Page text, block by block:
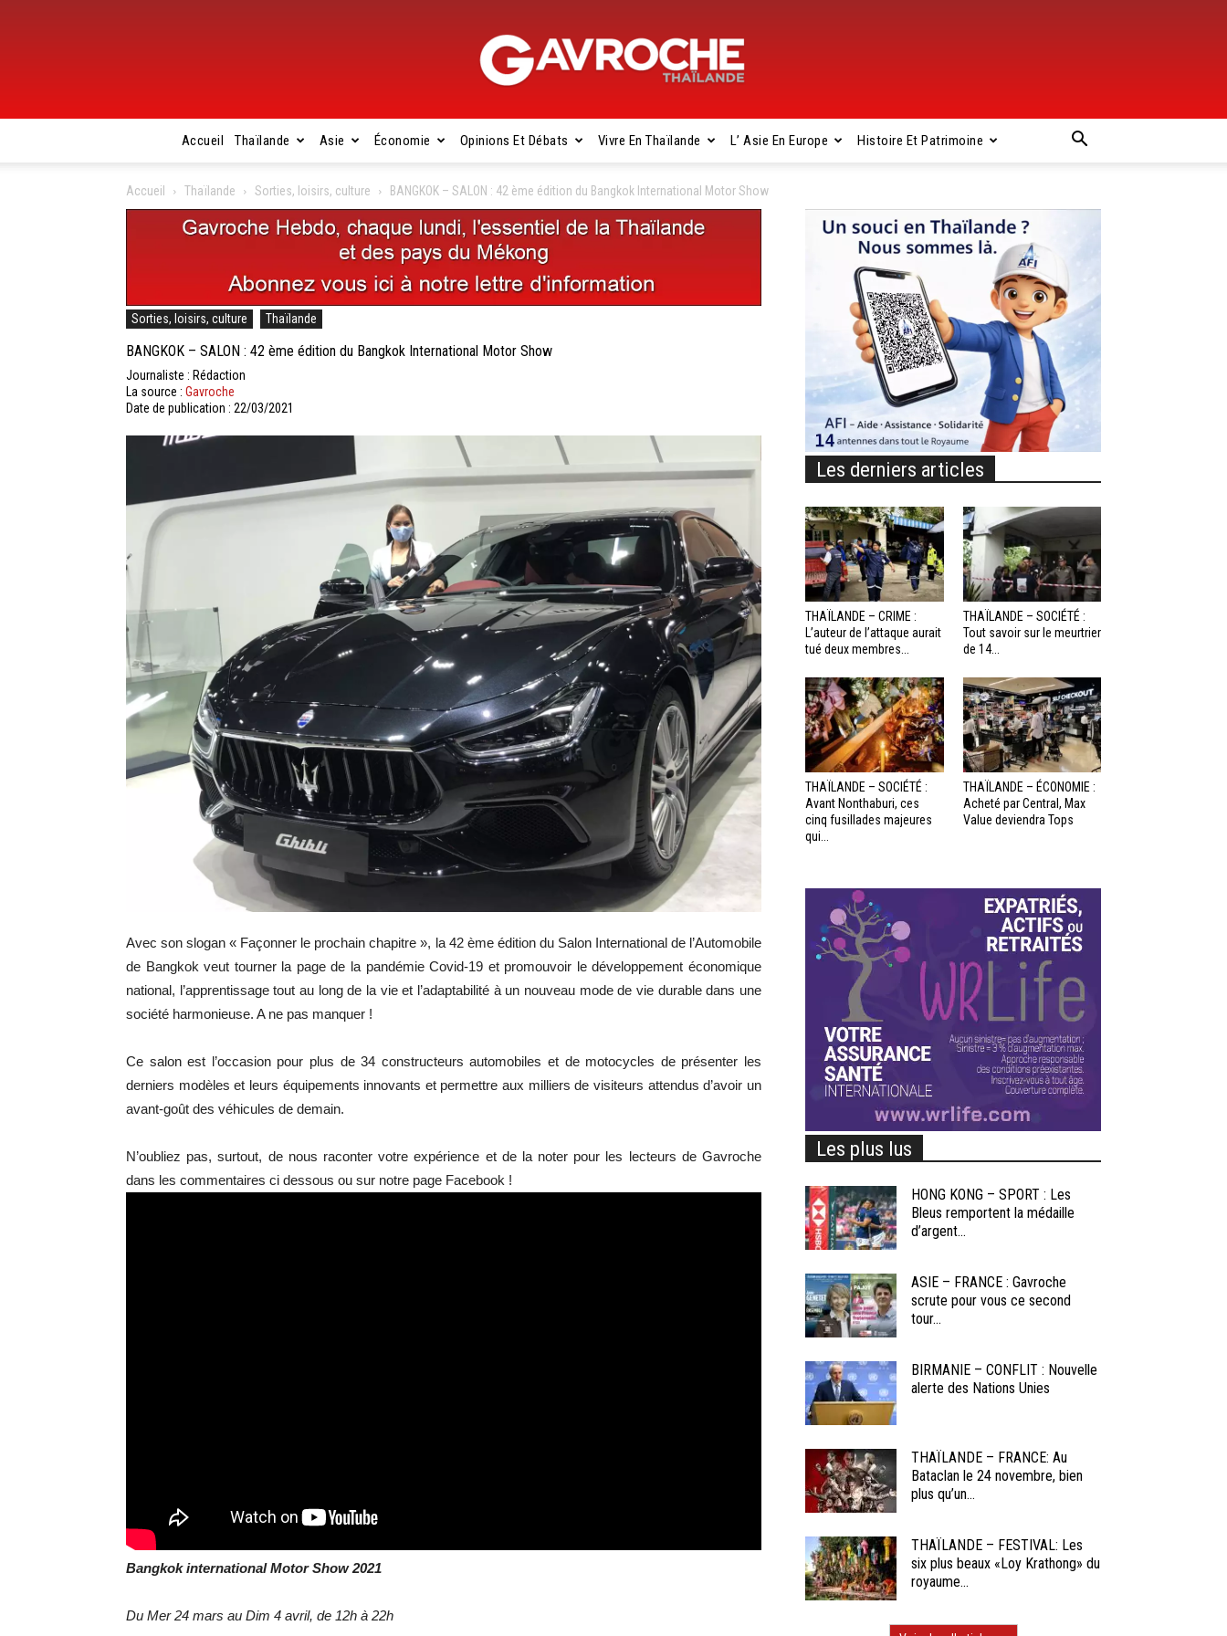
Gavroche
Accueil Thaïlande Asie Économie Opinions Et Débats Vivre En Thaïlande L’ Asie En Europe Histoire Et Patrimoine
Accueil Thaïlande Sorties, loisirs, culture BANGKOK – SALON : 42 ème édition du Bangkok International Motor Show
Sorties, loisirs, culture Thaïlande
BANGKOK – SALON : 42 ème édition du Bangkok International Motor Show
Journaliste : Rédaction
La source : Gavroche
Date de publication : 22/03/2021
Avec son slogan « Façonner le prochain chapitre », la 42 ème édition du Salon International de l’Automobile
de Bangkok veut tourner la page de la pandémie Covid-19 et promouvoir le développement économique
national, l’apprentissage tout au long de la vie et l’adaptabilité à un nouveau mode de vie durable dans une
société harmonieuse. A ne pas manquer !
Ce salon est l’occasion pour plus de 34 constructeurs automobiles et de motocycles de présenter les
derniers modèles et leurs équipements innovants et permettre aux milliers de visiteurs attendus d’avoir un
avant-goût des véhicules de demain.
N’oubliez pas, surtout, de nous raconter votre expérience et de la noter pour les lecteurs de Gavroche
dans les commentaires ci dessous ou sur notre page Facebook !
Bangkok international Motor Show 2021
Du Mer 24 mars au Dim 4 avril, de 12h à 22h
Les derniers articles
THAÏLANDE – CRIME :
L’auteur de l’attaque aurait
tué deux membres...
THAÏLANDE – SOCIÉTÉ :
Tout savoir sur le meurtrier
de 14...
THAÏLANDE – SOCIÉTÉ :
Avant Nonthaburi, ces
cinq fusillades majeures
qui...
THAÏLANDE – ÉCONOMIE :
Acheté par Central, Max
Value deviendra Tops
Les plus lus
HONG KONG – SPORT : Les
Bleus remportent la médaille
d’argent...
ASIE – FRANCE : Gavroche
scrute pour vous ce second
tour...
BIRMANIE – CONFLIT : Nouvelle
alerte des Nations Unies
THAÏLANDE – FRANCE: Au
Bataclan le 24 novembre, bien
plus qu’un...
THAÏLANDE – FESTIVAL: Les
six plus beaux «Loy Krathong» du
royaume...